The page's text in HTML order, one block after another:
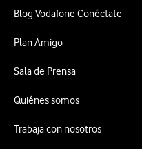
Blog Vodafone Conéctate
Plan Amigo
Sala de Prensa
Quiénes somos
Trabaja con nosotros